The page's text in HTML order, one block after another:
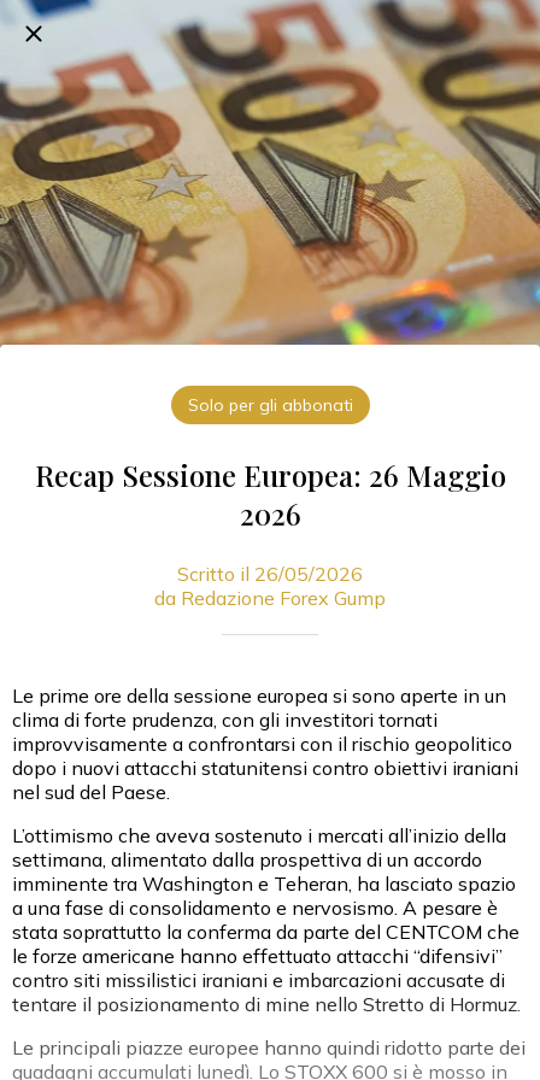
Solo per gli abbonati
Recap Sessione Europea: 26 Maggio
2026
Scritto il 26/05/2026
da Redazione Forex Gump
Le prime ore della sessione europea si sono aperte in un
clima di forte prudenza, con gli investitori tornati
improvvisamente a confrontarsi con il rischio geopolitico
dopo i nuovi attacchi statunitensi contro obiettivi iraniani
nel sud del Paese.
L’ottimismo che aveva sostenuto i mercati all’inizio della
settimana, alimentato dalla prospettiva di un accordo
imminente tra Washington e Teheran, ha lasciato spazio
a una fase di consolidamento e nervosismo. A pesare è
stata soprattutto la conferma da parte del CENTCOM che
le forze americane hanno effettuato attacchi “difensivi”
contro siti missilistici iraniani e imbarcazioni accusate di
tentare il posizionamento di mine nello Stretto di Hormuz.
Le principali piazze europee hanno quindi ridotto parte dei
guadagni accumulati lunedì. Lo STOXX 600 si è mosso in